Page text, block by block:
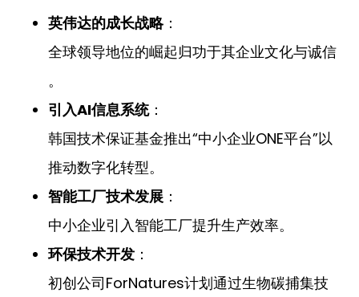
英伟达的成长战略：
全球领导地位的崛起归功于其企业文化与诚信
。
引入AI信息系统：
韩国技术保证基金推出“中小企业ONE平台”以
推动数字化转型。
智能工厂技术发展 ：
中小企业引入智能工厂提升生产效率。
环保技术开发 ：
初创公司ForNatures计划通过生物碳捕集技